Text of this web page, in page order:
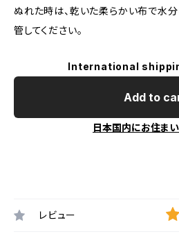
ぬれた時は、乾いた柔らかい布で水
管してください。
International
Add to
日本国内にお住ま
レビュー